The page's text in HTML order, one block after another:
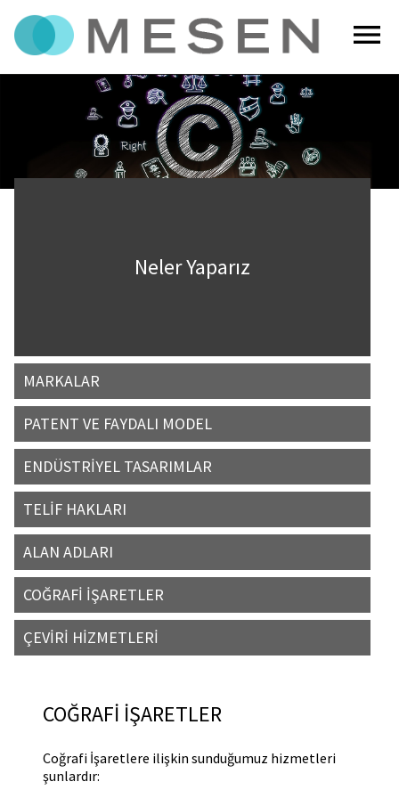
menu
Neler Yaparız
MARKALAR
PATENT VE FAYDALI MODEL
ENDÜSTRİYEL TASARIMLAR
TELİF HAKLARI
ALAN ADLARI
COĞRAFİ İŞARETLER
ÇEVİRİ HİZMETLERİ
COĞRAFİ İŞARETLER
Coğrafi İşaretlere ilişkin sunduğumuz hizmetleri
şunlardır: